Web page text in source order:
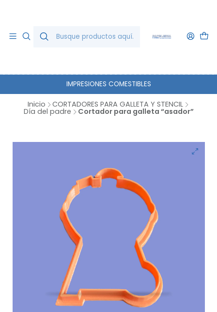
IMPRESIONES COMESTIBLES
Inicio CORTADORES PARA GALLETA Y STENCIL
Día del padre Cortador para galleta “asador”